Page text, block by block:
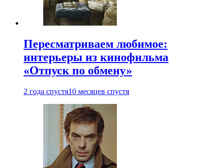
Пересматриваем любимое:
интерьеры из кинофильма
«Отпуск по обмену»
2 года спустя10 месяцев спустя